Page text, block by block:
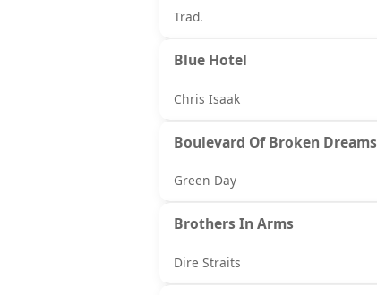
Trad.
Blue Hotel
Chris Isaak
Boulevard Of Broken Dreams
Green Day
Brothers In Arms
Dire Straits